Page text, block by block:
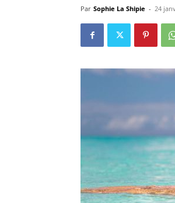
Par Sophie La Shipie - 24